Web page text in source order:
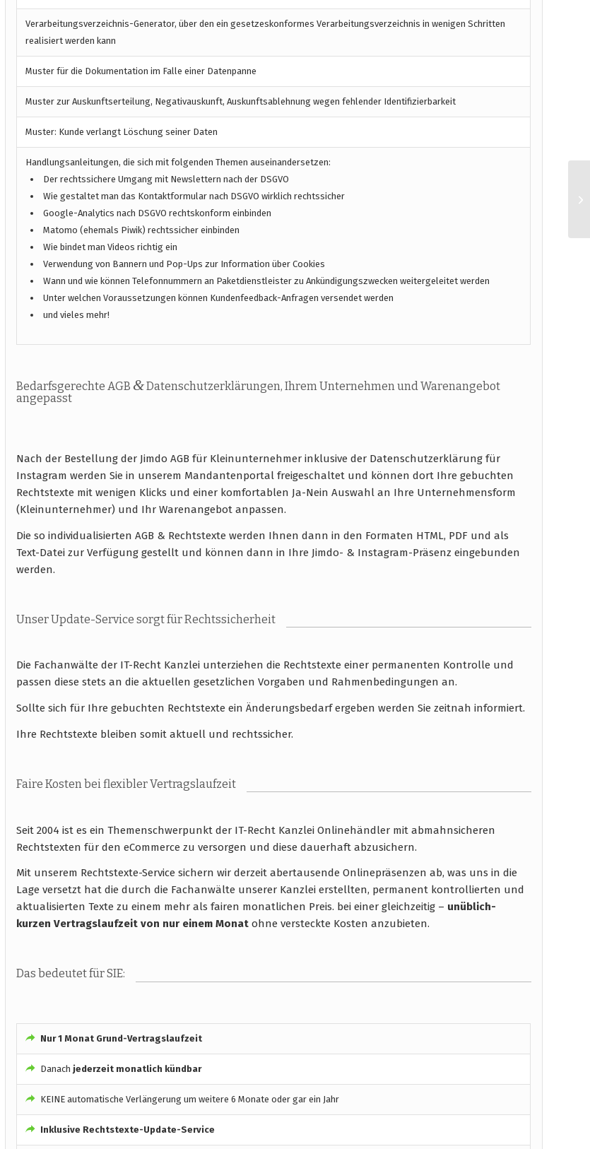
Verarbeitungsverzeichnis-Generator, über den ein gesetzeskonformes Verarbeitungsverzeichnis in wenigen Schritten
realisiert werden kann
Muster für die Dokumentation im Falle einer Datenpanne
Muster zur Auskunftserteilung, Negativauskunft, Auskunftsablehnung wegen fehlender Identifizierbarkeit
Muster: Kunde verlangt Löschung seiner Daten
Handlungsanleitungen, die sich mit folgenden Themen auseinandersetzen:
Der rechtssichere Umgang mit Newslettern nach der DSGVO
Wie gestaltet man das Kontaktformular nach DSGVO wirklich rechtssicher
Google-Analytics nach DSGVO rechtskonform einbinden
Matomo (ehemals Piwik) rechtssicher einbinden
Wie bindet man Videos richtig ein
Verwendung von Bannern und Pop-Ups zur Information über Cookies
Wann und wie können Telefonnummern an Paketdienstleister zu Ankündigungszwecken weitergeleitet werden
Unter welchen Voraussetzungen können Kundenfeedback-Anfragen versendet werden
und vieles mehr!
Bedarfsgerechte AGB &Datenschutzerklärungen, Ihrem Unternehmen und Warenangebot
angepasst
Nach der Bestellung der Jimdo AGB für Kleinunternehmer inklusive der Datenschutzerklärung für
Instagram werden Sie in unserem Mandantenportal freigeschaltet und können dort Ihre gebuchten
Rechtstexte mit wenigen Klicks und einer komfortablen Ja-Nein Auswahl an Ihre Unternehmensform
(Kleinunternehmer) und Ihr Warenangebot anpassen.
Die so individualisierten AGB & Rechtstexte werden Ihnen dann in den Formaten HTML, PDF und als
Text-Datei zur Verfügung gestellt und können dann in Ihre Jimdo- & Instagram-Präsenz eingebunden
werden.
Unser Update-Service sorgt für Rechtssicherheit
Die Fachanwälte der IT-Recht Kanzlei unterziehen die Rechtstexte einer permanenten Kontrolle und
passen diese stets an die aktuellen gesetzlichen Vorgaben und Rahmenbedingungen an.
Sollte sich für Ihre gebuchten Rechtstexte ein Änderungsbedarf ergeben werden Sie zeitnah informiert.
Ihre Rechtstexte bleiben somit aktuell und rechtssicher.
Faire Kosten bei flexibler Vertragslaufzeit
Seit 2004 ist es ein Themenschwerpunkt der IT-Recht Kanzlei Onlinehändler mit abmahnsicheren
Rechtstexten für den eCommerce zu versorgen und diese dauerhaft abzusichern.
Mit unserem Rechtstexte-Service sichern wir derzeit abertausende Onlinepräsenzen ab, was uns in die
Lage versetzt hat die durch die Fachanwälte unserer Kanzlei erstellten, permanent kontrollierten und
aktualisierten Texte zu einem mehr als fairen monatlichen Preis. bei einer gleichzeitig – unüblich-
kurzen Vertragslaufzeit von nur einem Monatohne versteckte Kosten anzubieten.
Das bedeutet für SIE:
Nur 1 Monat Grund-Vertragslaufzeit
Danach jederzeit monatlich kündbar
KEINE automatische Verlängerung um weitere 6 Monate oder gar ein Jahr
Inklusive Rechtstexte-Update-Service